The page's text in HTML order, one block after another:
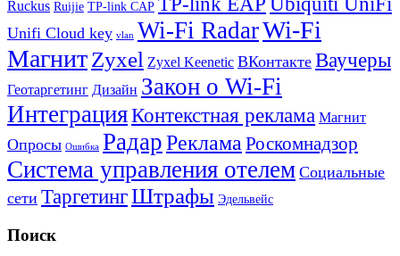
Ruckus Ruijie TP-link CAP
Unifi Cloud key vlan Wi-Fi RadarWi-Fi
МагнитZyxel Zyxel Keenetic ВКонтакте Ваучеры
Геотаргетинг Дизайн Закон о Wi-Fi
ИнтеграцияКонтекстная реклама Магнит
Опросы Ошибка РадарРеклама Роскомнадзор
Система управления отелем Социальные
сети ТаргетингШтрафы Эдельвейс
Поиск